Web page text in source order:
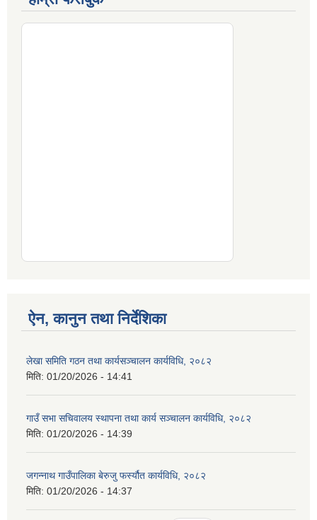
ऐन, कानुन तथा निर्देशिका
लेखा समिति गठन तथा कार्यसञ्चालन कार्यविधि, २०८२
मिति: 01/20/2026 - 14:41
गाउँ सभा सचिवालय स्थापना तथा कार्य सञ्चालन कार्यविधि, २०८२
मिति: 01/20/2026 - 14:39
जगन्नाथ गाउँपालिका बेरुजु फर्स्यौत कार्यविधि, २०८२
मिति: 01/20/2026 - 14:37